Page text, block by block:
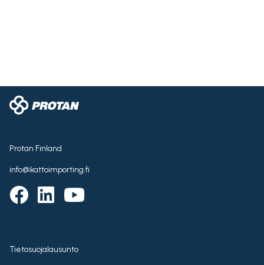
Protan Finland
info@kattoimporting.fi
Tietosuojalausunto